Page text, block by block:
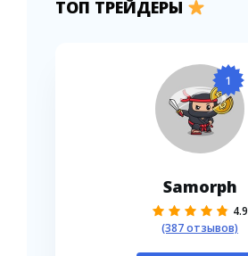
ТОП ТРЕЙДЕРЫ
1
Samorph
4.9
(387 отзывов)